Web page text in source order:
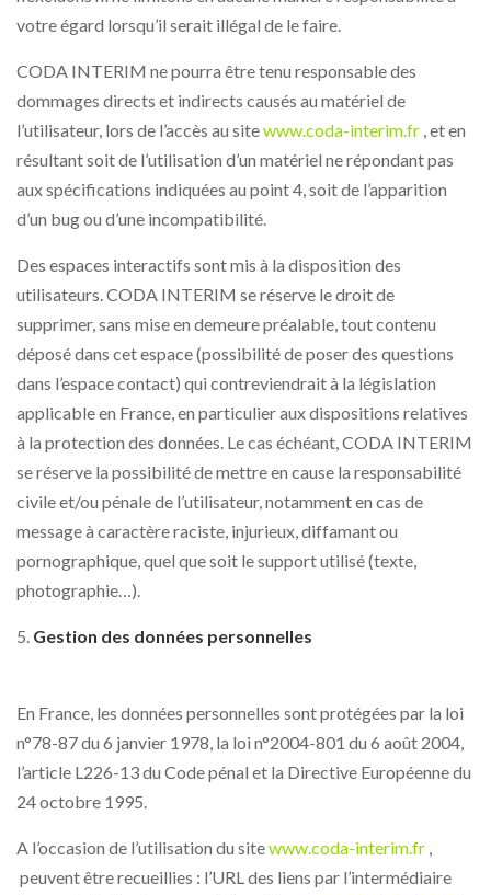
votre égard lorsqu’il serait illégal de le faire.
CODA INTERIM ne pourra être tenu responsable des
dommages directs et indirects causés au matériel de
l’utilisateur, lors de l’accès au sitewww.coda-interim.fr , et en
résultant soit de l’utilisation d’un matériel ne répondant pas
aux spécifications indiquées au point 4, soit de l’apparition
d’un bug ou d’une incompatibilité.
Des espaces interactifs sont mis à la disposition des
utilisateurs. CODA INTERIM se réserve le droit de
supprimer, sans mise en demeure préalable, tout contenu
déposé dans cet espace (possibilité de poser des questions
dans l’espace contact) qui contreviendrait à la législation
applicable en France, en particulier aux dispositions relatives
à la protection des données. Le cas échéant, CODA INTERIM
se réserve la possibilité de mettre en cause la responsabilité
civile et/ou pénale de l’utilisateur, notamment en cas de
message à caractère raciste, injurieux, diffamant ou
pornographique, quel que soit le support utilisé (texte,
photographie…).
Gestion des données personnelles
En France, les données personnelles sont protégées par la loi
n°78-87 du 6 janvier 1978, la loi n°2004-801 du 6 août 2004,
l’article L226-13 du Code pénal et la Directive Européenne du
24 octobre 1995.
A l’occasion de l’utilisation du sitewww.coda-interim.fr ,
peuvent être recueillies : l’URL des liens par l’intermédiaire